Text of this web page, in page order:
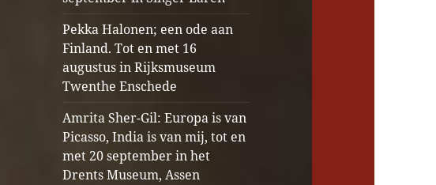
Pekka Halonen; een ode aan
Finland. Tot en met 16
augustus in Rijksmuseum
Twenthe Enschede
Amrita Sher-Gil: Europa is van
Picasso, India is van mij, tot en
met 20 september in het
Drents Museum, Assen